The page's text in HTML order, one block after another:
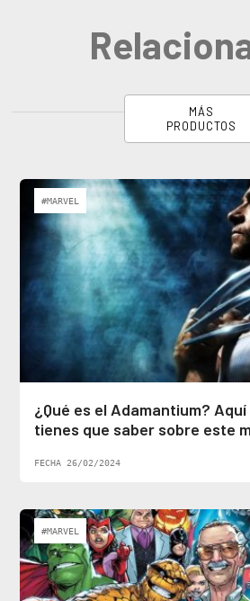
MÁS
PRODUCTOS
#MARVEL
¿Qué es el Adamantium?
tienes que saber sobre este
FECHA 26/02/2024
#MARVEL